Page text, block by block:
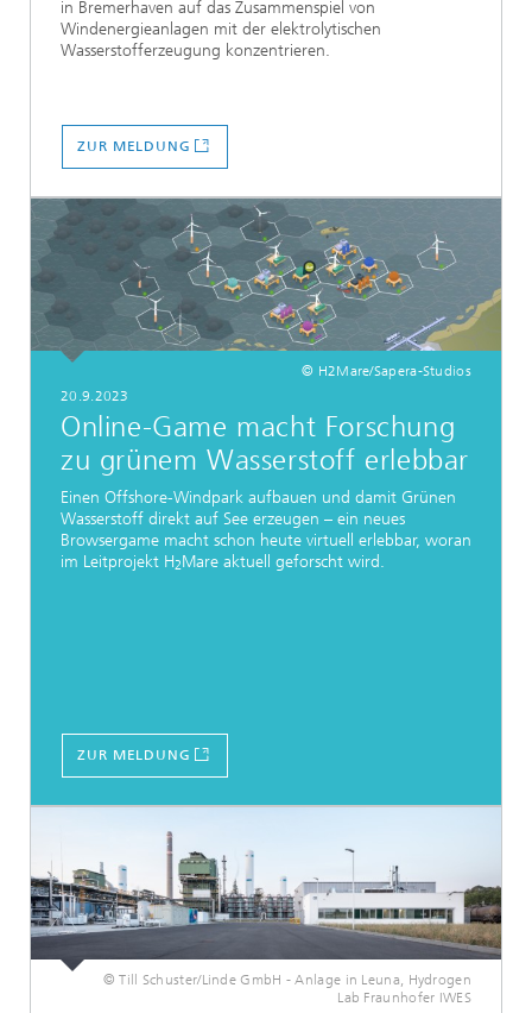
in Bremerhaven auf das Zusammenspiel von
Windenergieanlagen mit der elektrolytischen
Wasserstofferzeugung konzentrieren.
ZUR MELDUNG
© H2Mare/Sapera-Studios
20.9.2023
Online-Game macht Forschung
zu grünem Wasserstoff erlebbar
Einen Offshore-Windpark aufbauen und damit Grünen
Wasserstoff direkt auf See erzeugen – ein neues
Browsergame macht schon heute virtuell erlebbar, woran
im Leitprojekt H2Mare aktuell geforscht wird.
ZUR MELDUNG
© Till Schuster/Linde GmbH - Anlage in Leuna, Hydrogen
Lab Fraunhofer IWES